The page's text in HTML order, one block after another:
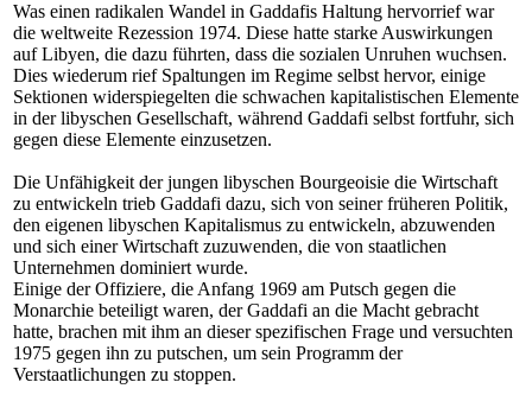
Was einen radikalen Wandel in Gaddafis Haltung hervorrief war
die weltweite Rezession 1974. Diese hatte starke Auswirkungen
auf Libyen, die dazu führten, dass die sozialen Unruhen wuchsen.
Dies wiederum rief Spaltungen im Regime selbst hervor, einige
Sektionen widerspiegelten die schwachen kapitalistischen Elemente
in der libyschen Gesellschaft, während Gaddafi selbst fortfuhr, sich
gegen diese Elemente einzusetzen.
Die Unfähigkeit der jungen libyschen Bourgeoisie die Wirtschaft
zu entwickeln trieb Gaddafi dazu, sich von seiner früheren Politik,
den eigenen libyschen Kapitalismus zu entwickeln, abzuwenden
und sich einer Wirtschaft zuzuwenden, die von staatlichen
Unternehmen dominiert wurde.
Einige der Offiziere, die Anfang 1969 am Putsch gegen die
Monarchie beteiligt waren, der Gaddafi an die Macht gebracht
hatte, brachen mit ihm an dieser spezifischen Frage und versuchten
1975 gegen ihn zu putschen, um sein Programm der
Verstaatlichungen zu stoppen.